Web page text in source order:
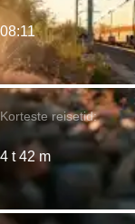
Korteste reisetid:
4 t 42 m
08:11